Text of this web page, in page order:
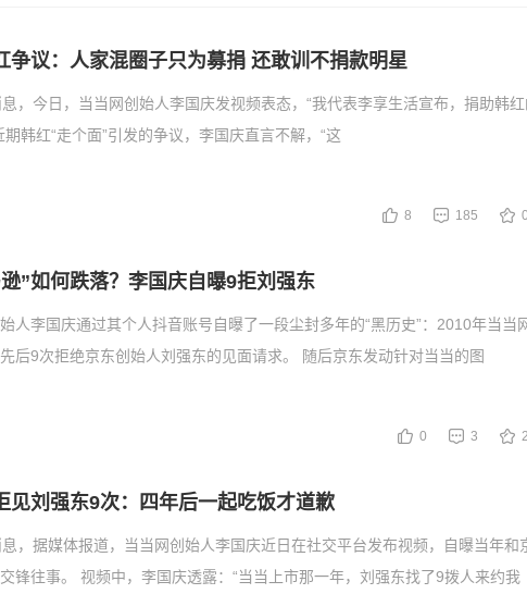
争议：人家混圈子只为募捐 还敢训不捐款明星
，今日，当当网创始人李国庆发视频表态，“我代表李享生活宣布，捐助韩
期韩红“走个面”引发的争议，李国庆直言不解，“这
8 185 0
”如何跌落？李国庆自曝9拒刘强东
人李国庆通过其个人抖音账号自曝了一段尘封多年的“黑历史”：2010年当当
后9次拒绝京东创始人刘强东的见面请求。 随后京东发动针对当当的图
0 3 2
见刘强东9次：四年后一起吃饭才道歉
，据媒体报道，当当网创始人李国庆近日在社交平台发布视频，自曝当年和
锋往事。 视频中，李国庆透露：“当当上市那一年，刘强东找了9拨人来约我